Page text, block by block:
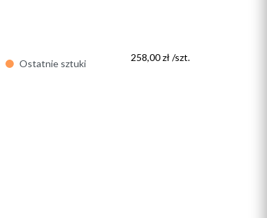
Ostatnie sztuki
258,00 zł /szt.